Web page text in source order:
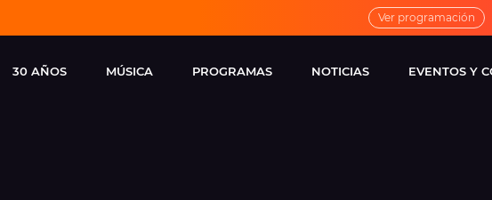
Ver programación
30 AÑOS MÚSICA PROGRAMAS NOTICIAS EVENTOS Y